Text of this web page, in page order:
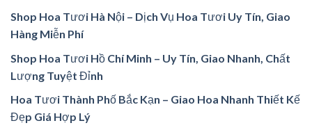
Shop Hoa Tươi Hà Nội – Dịch Vụ Hoa Tươi Uy Tín, Giao
Hàng Miễn Phí
Shop Hoa Tươi Hồ Chí Minh – Uy Tín, Giao Nhanh, Chất
Lượng Tuyệt Đỉnh
Hoa Tươi Thành Phố Bắc Kạn – Giao Hoa Nhanh Thiết Kế
Đẹp Giá Hợp Lý